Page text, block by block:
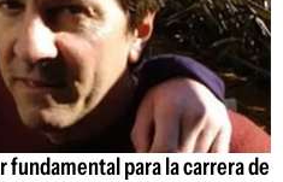
fundamental para la carrera de